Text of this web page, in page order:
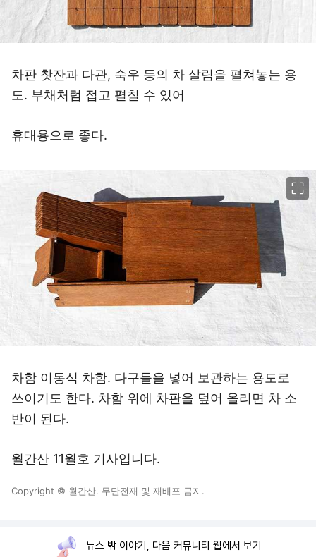
차판 찻잔과 다관, 숙우 등의 차 살림을 펼쳐놓는 용
도. 부채처럼 접고 펼칠 수 있어
휴대용으로 좋다.
차함 이동식 차함. 다구들을 넣어 보관하는 용도로
쓰이기도 한다. 차함 위에 차판을 덮어 올리면 차 소
반이 된다.
월간산 11월호 기사입니다.
Copyright © 월간산. 무단전재 및 재배포 금지.
뉴스 밖 이야기, 다음 커뮤니티 웹에서 보기